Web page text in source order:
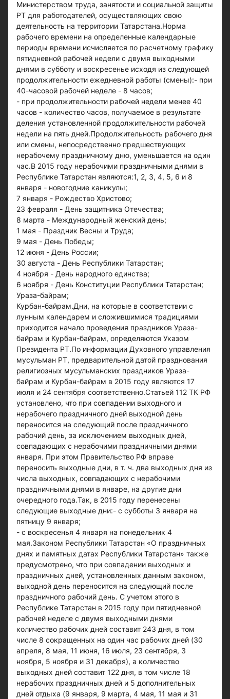
Министерством труда, занятости и социальной защиты
РТ для работодателей, осуществляющих свою
деятельность на территории Татарстана.Норма
рабочего времени на определенные календарные
периоды времени исчисляется по расчетному графику
пятидневной рабочей недели с двумя выходными
днями в субботу и воскресенье исходя из следующей
продолжительности ежедневной работы (смены):- при
40-часовой рабочей неделе - 8 часов;
- при продолжительности рабочей недели менее 40
часов - количество часов, получаемое в результате
деления установленной продолжительности рабочей
недели на пять дней.Продолжительность рабочего дня
или смены, непосредственно предшествующих
нерабочему праздничному дню, уменьшается на один
час.В 2015 году нерабочими праздничными днями в
Республике Татарстан являются:1, 2, 3, 4, 5, 6 и 8
января - новогодние каникулы;
7 января - Рождество Христово;
23 февраля - День защитника Отечества;
8 марта - Международный женский день;
1 мая - Праздник Весны и Труда;
9 мая - День Победы;
12 июня - День России;
30 августа - День Республики Татарстан;
4 ноября - День народного единства;
6 ноября - День Конституции Республики Татарстан;
Ураза-байрам;
Курбан-байрам.Дни, на которые в соответствии с
лунным календарем и сложившимися традициями
приходится начало проведения праздников Ураза-
байрам и Курбан-байрам, определяются Указом
Президента РТ.По информации Духовного управления
мусульман РТ, предварительной датой празднования
религиозных мусульманских праздников Ураза-
байрам и Курбан-байрам в 2015 году являются 17
июля и 24 сентября соответственно.Статьей 112 ТК РФ
установлено, что при совпадении выходного и
нерабочего праздничного дней выходной день
переносится на следующий после праздничного
рабочий день, за исключением выходных дней,
совпадающих с нерабочими праздничными днями
января. При этом Правительство РФ вправе
переносить выходные дни, в т. ч. два выходных дня из
числа выходных, совпадающих с нерабочими
праздничными днями в январе, на другие дни
очередного года.Так, в 2015 году перенесены
следующие выходные дни:- с субботы 3 января на
пятницу 9 января;
- с воскресенья 4 января на понедельник 4
мая.Законом Республики Татарстан «О праздничных
днях и памятных датах Республики Татарстан» также
предусмотрено, что при совпадении выходных и
праздничных дней, установленных данным законом,
выходной день переносится на следующий после
праздничного рабочий день. С учетом этого в
Республике Татарстан в 2015 году при пятидневной
рабочей неделе с двумя выходными днями
количество рабочих дней составит 243 дня, в том
числе 8 сокращенных на один час рабочих дней (30
апреля, 8 мая, 11 июня, 16 июля, 23 сентября, 3
ноября, 5 ноября и 31 декабря), а количество
выходных дней составит 122 дня, в том числе 18
нерабочих праздничных дней и 5 дополнительных
дней отдыха (9 января, 9 марта, 4 мая, 11 мая и 31